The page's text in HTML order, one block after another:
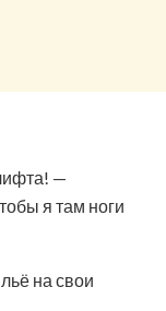
—
я там ноги
на свои